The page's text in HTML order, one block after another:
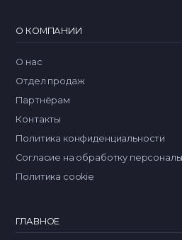
О КОМПАНИИ
О нас
Отдел продаж
Партнёрам
Контакты
Политика конфиденциальности
Согласие на обработку
Политика cookie
ГЛАВНОЕ